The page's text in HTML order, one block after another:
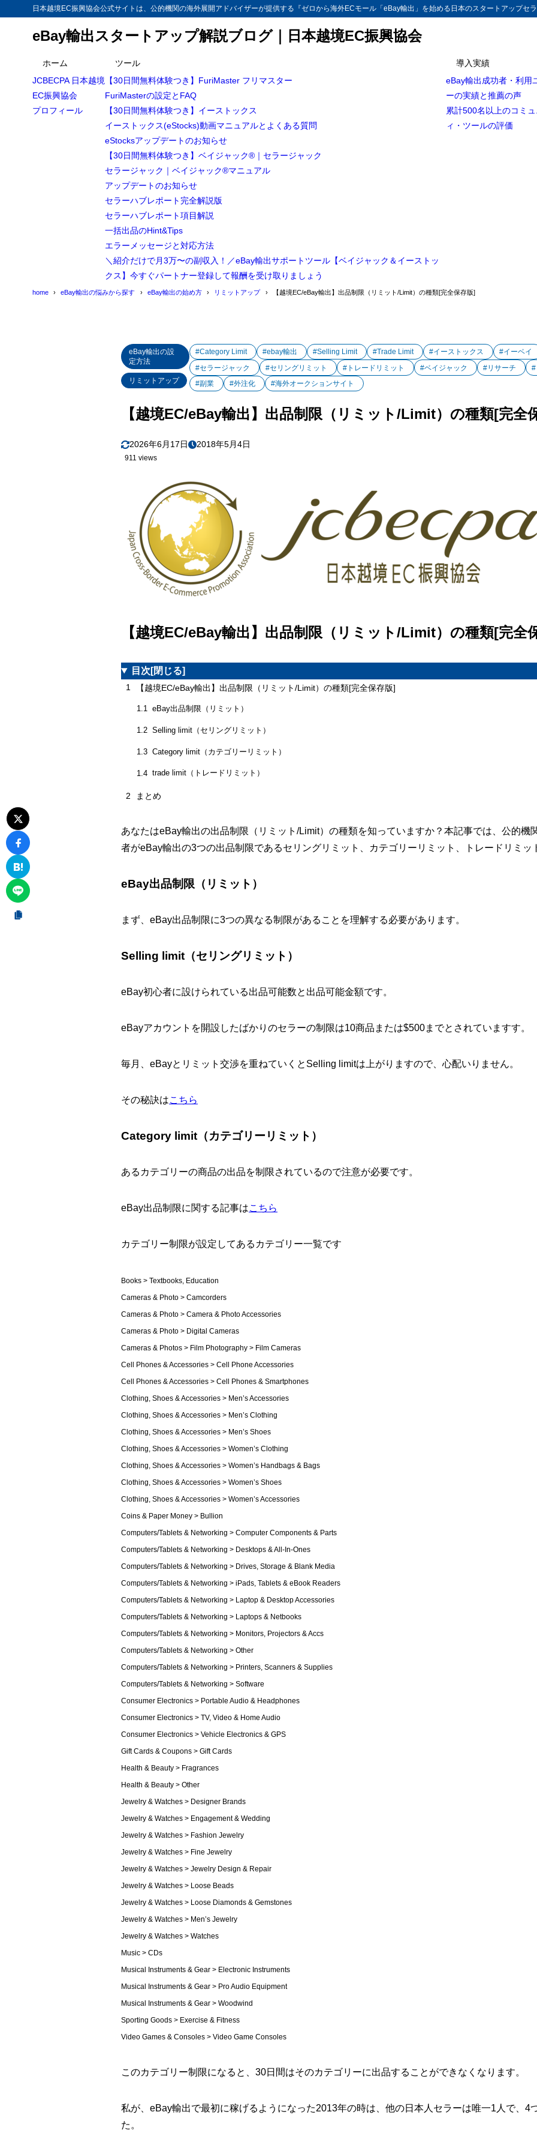
日本越境EC振興協会公式サイトは、公的機関の海外展開アドバイザーが提供する『ゼロから海外ECモール「eBay輸出」を始める日本のスタートアップセ
eBay輸出スタートアップ解説ブログ｜日本越境EC振興協会
ホーム
JCBECPA 日本越境
EC振興協会
プロフィール
ツール
【30日間無料体験つき】FuriMaster フリマスター
FuriMasterの設定とFAQ
【30日間無料体験つき】イーストックス
イーストックス(eStocks)動画マニュアルとよくある質問
eStocksアップデートのお知らせ
【30日間無料体験つき】ベイジャック®｜セラージャック
セラージャック｜ベイジャック®マニュアル
アップデートのお知らせ
セラーハブレポート完全解説版
セラーハブレポート項目解説
一括出品のHint&Tips
エラーメッセージと対応方法
＼紹介だけで月3万〜の副収入！／eBay輸出サポートツール【ベイジャック＆イーストッ
クス】今すぐパートナー登録して報酬を受け取りましょう
導入実績
eBay輸出成功者・利用
ーの実績と推薦の声
累計500名以上のコミ
ィ・ツールの評価
home eBay輸出の悩みから探す eBay輸出の始め方 リミットアップ 【越境EC/eBay輸出】出品制限（リミット/Limit）の種類[完全保存版]
eBay輸出の設
定方法
リミットアップ
#Category Limit #ebay輸出 #Selling Limit #Trade Limit #イーストックス
#イーベイ
#セラージャック
#セリングリミット #トレードリミット #ベイジャック #リサーチ
#副業
#外注化 #海外オークションサイト
【越境EC/eBay輸出】出品制限（リミット/Limit）の種類[完全
2026年6月17日 2018年5月4日
911 views
【越境EC/eBay輸出】出品制限（リミット/Limit）の種類[完全
目次 [閉じる]
1 【越境EC/eBay輸出】出品制限（リミット/Limit）の種類[完全保存版]
1.1 eBay出品制限（リミット）
1.2 Selling limit（セリングリミット）
1.3 Category limit（カテゴリーリミット）
1.4 trade limit（トレードリミット）
2 まとめ
あなたはeBay輸出の出品制限（リミット/Limit）の種類を知っていますか？本記事では、公的機
者がeBay輸出の3つの出品制限であるセリングリミット、カテゴリーリミット、トレードリミッ
eBay出品制限（リミット）
まず、eBay出品制限に3つの異なる制限があることを理解する必要があります。
Selling limit（セリングリミット）
eBay初心者に設けられている出品可能数と出品可能金額です。
eBayアカウントを開設したばかりのセラーの制限は10商品または$500までとされていますす。
毎月、eBayとリミット交渉を重ねていくとSelling limitは上がりますので、心配いりません。
その秘訣はこちら
Category limit（カテゴリーリミット）
あるカテゴリーの商品の出品を制限されているので注意が必要です。
eBay出品制限に関する記事はこちら
カテゴリー制限が設定してあるカテゴリー一覧です
Books > Textbooks, Education
Cameras & Photo > Camcorders
Cameras & Photo > Camera & Photo Accessories
Cameras & Photo > Digital Cameras
Cameras & Photos > Film Photography > Film Cameras
Cell Phones & Accessories > Cell Phone Accessories
Cell Phones & Accessories > Cell Phones & Smartphones
Clothing, Shoes & Accessories > Men’s Accessories
Clothing, Shoes & Accessories > Men’s Clothing
Clothing, Shoes & Accessories > Men’s Shoes
Clothing, Shoes & Accessories > Women’s Clothing
Clothing, Shoes & Accessories > Women’s Handbags & Bags
Clothing, Shoes & Accessories > Women’s Shoes
Clothing, Shoes & Accessories > Women’s Accessories
Coins & Paper Money > Bullion
Computers/Tablets & Networking > Computer Components & Parts
Computers/Tablets & Networking > Desktops & All-In-Ones
Computers/Tablets & Networking > Drives, Storage & Blank Media
Computers/Tablets & Networking > iPads, Tablets & eBook Readers
Computers/Tablets & Networking > Laptop & Desktop Accessories
Computers/Tablets & Networking > Laptops & Netbooks
Computers/Tablets & Networking > Monitors, Projectors & Accs
Computers/Tablets & Networking > Other
Computers/Tablets & Networking > Printers, Scanners & Supplies
Computers/Tablets & Networking > Software
Consumer Electronics > Portable Audio & Headphones
Consumer Electronics > TV, Video & Home Audio
Consumer Electronics > Vehicle Electronics & GPS
Gift Cards & Coupons > Gift Cards
Health & Beauty > Fragrances
Health & Beauty > Other
Jewelry & Watches > Designer Brands
Jewelry & Watches > Engagement & Wedding
Jewelry & Watches > Fashion Jewelry
Jewelry & Watches > Fine Jewelry
Jewelry & Watches > Jewelry Design & Repair
Jewelry & Watches > Loose Beads
Jewelry & Watches > Loose Diamonds & Gemstones
Jewelry & Watches > Men’s Jewelry
Jewelry & Watches > Watches
Music > CDs
Musical Instruments & Gear > Electronic Instruments
Musical Instruments & Gear > Pro Audio Equipment
Musical Instruments & Gear > Woodwind
Sporting Goods > Exercise & Fitness
Video Games & Consoles > Video Game Consoles
このカテゴリー制限になると、30日間はそのカテゴリーに出品することができなくなります。
私が、eBay輸出で最初に稼げるようになった2013年の時は、他の日本人セラーは唯一1人で、4
た。
目次
1 【越境EC/eBay輸出】出品制限（リミット/Limit）の種類[完全保存版]
eBay出品制限（リミット）
1.2 Selling limit（セリングリミット）
1.4 trade limit（トレードリミット）